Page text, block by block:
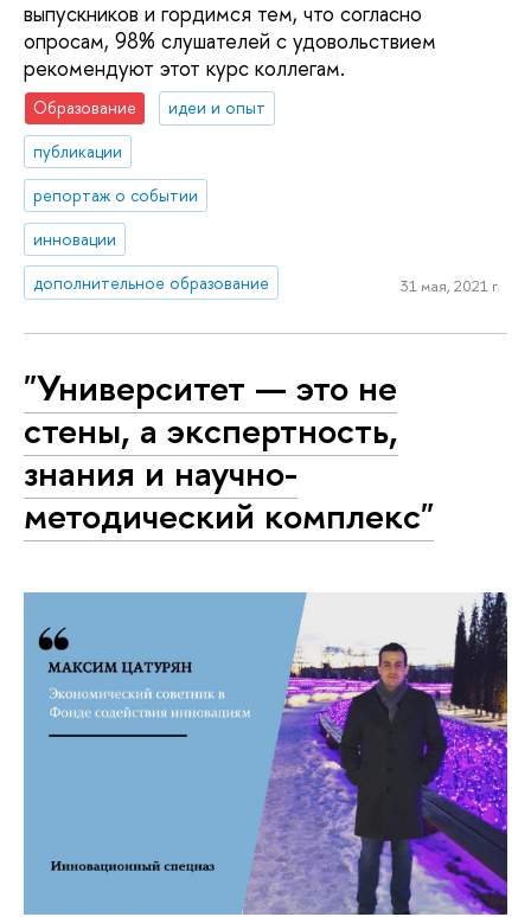
выпускников и гордимся тем, что согласно
опросам, 98% слушателей с удовольствием
рекомендуют этот курс коллегам.
Образование
идеи и опыт
публикации
репортаж о событии
инновации
дополнительное образование
31 мая, 2021 г.
"Университет — это не
стены, а экспертность,
знания и научно-
методический комплекс"